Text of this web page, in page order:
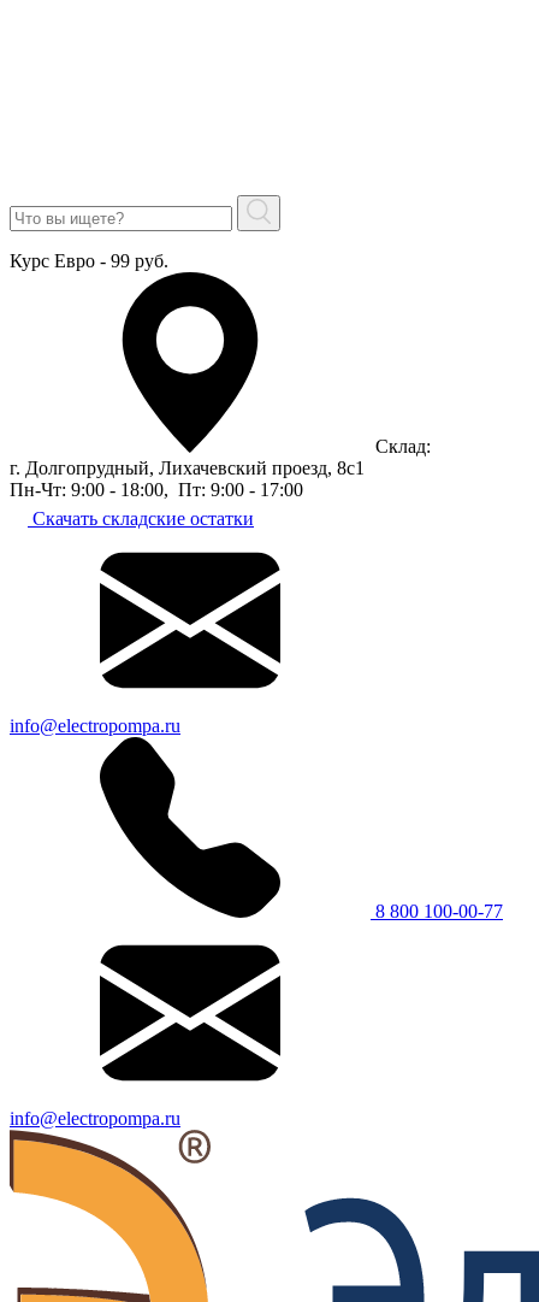
Курс Евро - 99 руб.
Склад:
г. Долгопрудный, Лихачевский проезд, 8c1
Пн-Чт: 9:00 - 18:00, Пт: 9:00 - 17:00
Скачать складские остатки
info@electropompa.ru
8 800 100-00-77
info@electropompa.ru